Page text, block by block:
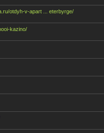
otdyh-v-apart ... eterbyrge/
kazino/